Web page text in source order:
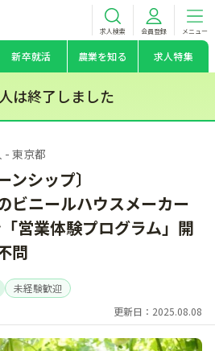
求人検索 会員登録 メニュー
新卒就活 農業を知る 求人特集
は終了しました
- 東京都
ンシップ〕
ビニールハウスメーカー
営業体験プログラム」開
問
未経験歓迎
更新日：2025.08.08